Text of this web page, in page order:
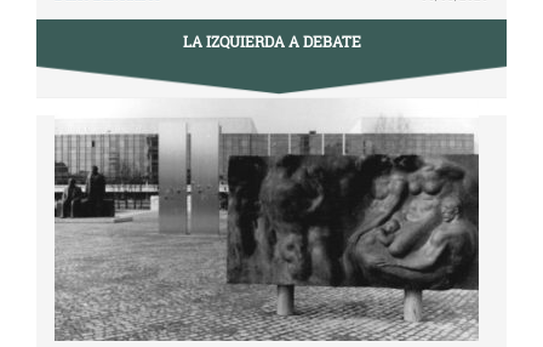
LA IZQUIERDA A DEBATE